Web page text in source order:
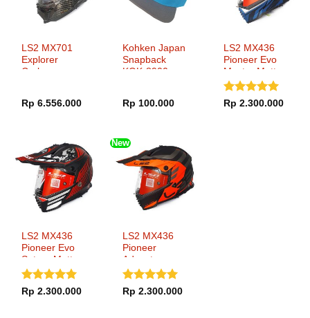
LS2 MX701
Explorer
Carbon
Rp 6.556.000
Kohken Japan
Snapback
KOK-8900
Rp 100.000
LS2 MX436
Pioneer Evo
Master Matt
Black Blue
Dinilai5
Rp 2.300.000
LS2 MX436
Pioneer Evo
Saturn Matt
Black Red
Dinilai5
Rp 2.300.000
New
LS2 MX436
Pioneer
Adventurer
Matt Black
Dinilai5
Rp 2.300.000